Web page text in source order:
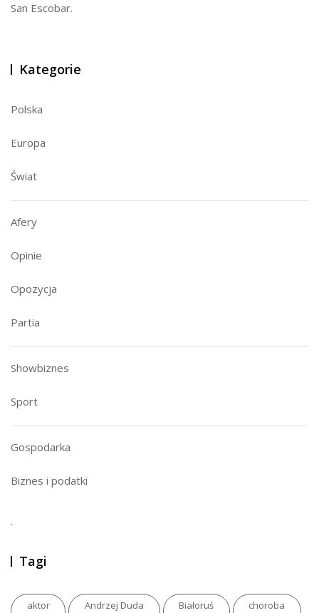
San Escobar.
Kategorie
Polska
Europa
Świat
Afery
Opinie
Opozycja
Partia
Showbiznes
Sport
Gospodarka
Biznes i podatki
.
Tagi
aktor Andrzej Duda Białoruś choroba